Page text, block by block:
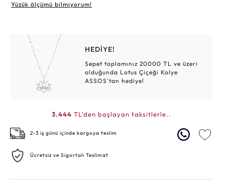
Yüzük ölçümü bilmiyorum!
HEDİYE!
Sepet toplamınız 20000 TL ve üzeri
olduğunda Lotus Çiçeği Kolye
ASSOS'tan hediye!
3.444 TL'den başlayan taksitlerle..
2-3 iş günü içinde kargoya teslim
Ücretsiz ve Sigortalı Teslimat